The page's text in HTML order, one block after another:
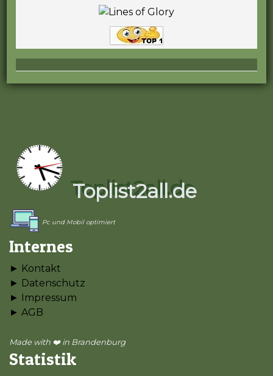
Toplist2all.de
Pc und Mobil optimiert
Internes
► Kontakt
► Datenschutz
► Impressum
► AGB
Made with ❤️ in Brandenburg
Statistik